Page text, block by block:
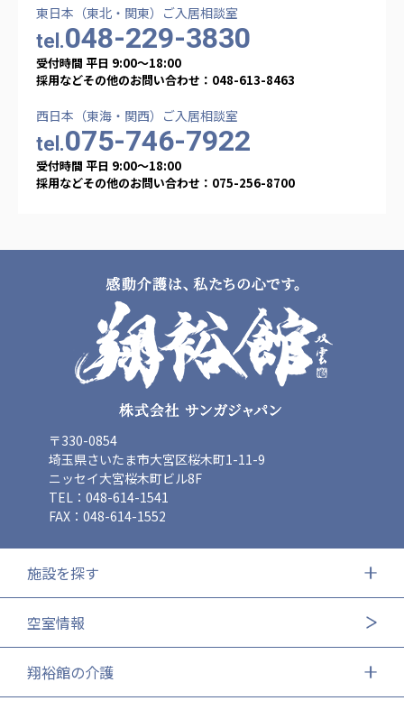
東日本（東北・関東）ご入居相談室
tel.048-229-3830
受付時間 平日 9:00〜18:00
採用などその他のお問い合わせ：048-613-8463
西日本（東海・関西）ご入居相談室
tel.075-746-7922
受付時間 平日 9:00〜18:00
採用などその他のお問い合わせ：075-256-8700
〒330-0854
埼玉県さいたま市大宮区桜木町1-11-9
ニッセイ大宮桜木町ビル8F
TEL：048-614-1541
FAX：048-614-1552
施設を探す
空室情報
翔裕館の介護